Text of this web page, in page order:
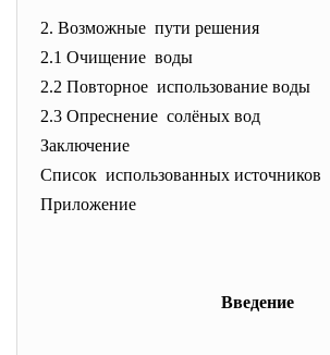
2. Возможные пути решения
2.1 Очищение воды
2.2 Повторное использование воды
2.3 Опреснение солёных вод
Заключение
Список использованных источников
Приложение
Введение